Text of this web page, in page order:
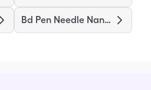
Bd Pen Needle Nano 2nd Gen